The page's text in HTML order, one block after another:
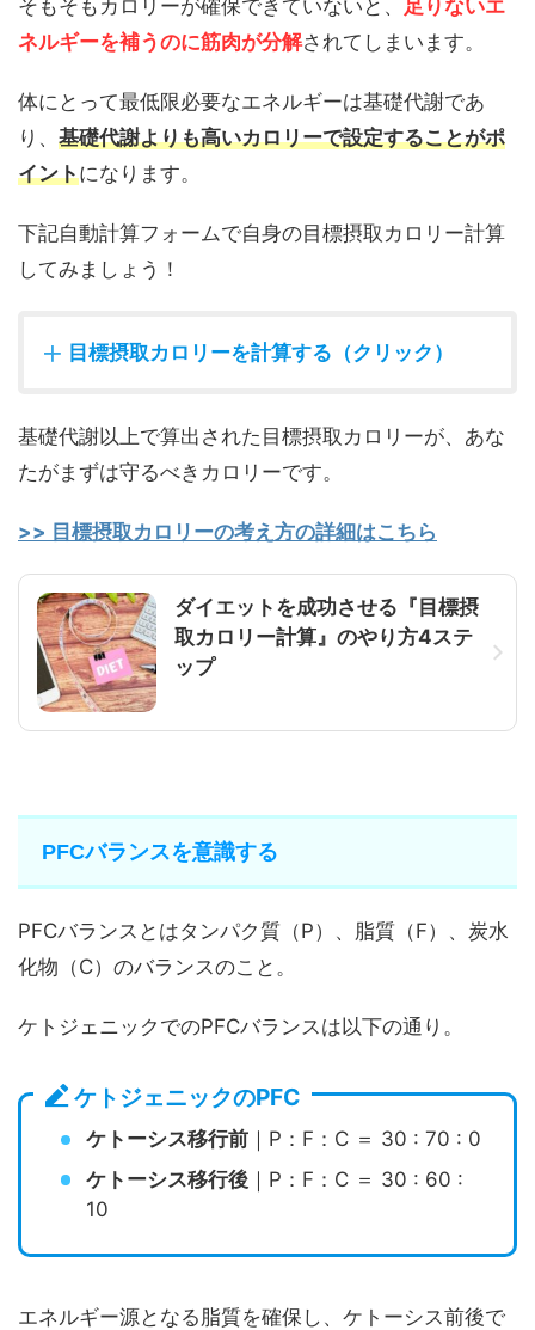
そもそもカロリーが確保できていないと、 足りないエ
ネルギーを補うのに筋肉が分解されてしまいます。
体にとって最低限必要なエネルギーは基礎代謝であ
り、 基礎代謝よりも高いカロリーで設定することがポ
イントになります。
下記自動計算フォームで自身の目標摂取カロリー計算
してみましょう！
目標摂取カロリーを計算する（クリック）
基礎代謝以上で算出された目標摂取カロリーが、あな
たがまずは守るべきカロリーです。
>> 目標摂取カロリーの考え方の詳細はこちら
ダイエットを成功させる『目標摂
取カロリー計算』のやり方4ステ
ップ
PFCバランスを意識する
PFCバランスとはタンパク質（P）、脂質（F）、炭水
化物（C）のバランスのこと。
ケトジェニックでのPFCバランスは以下の通り。
ケトジェニックのPFC
ケトーシス移行前 ｜P：F：C ＝ 30 : 70 : 0
ケトーシス移行後 ｜P：F：C ＝ 30 : 60 :
10
エネルギー源となる脂質を確保し、ケトーシス前後で